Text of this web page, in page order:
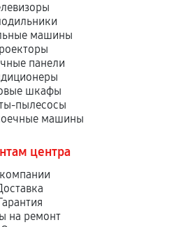
машины
панели
шкафы
пылесосы
машины
центра
на ремонт